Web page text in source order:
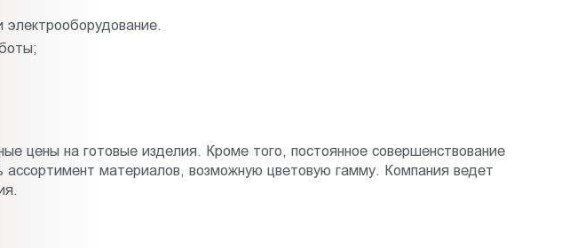
цены на готовые изделия. Кроме того, постоянное совершенствование
ассортимент материалов, возможную цветовую гамму. Компания ведет